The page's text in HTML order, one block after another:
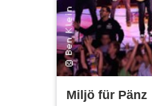
Miljö für Pänz